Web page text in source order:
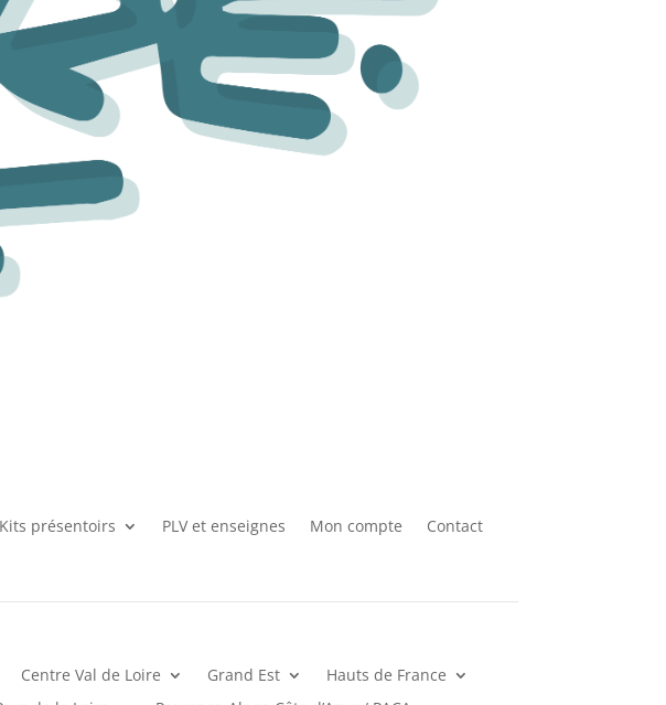
Kits présentoirs PLV et enseignes Mon compte Contact
Centre Val de Loire Grand Est
Hauts de France